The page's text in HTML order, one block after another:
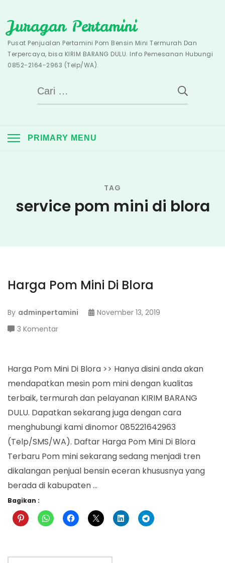
to
content
Juragan Pertamini
Pusat Penjualan Pertamini Pom Bensin Mini Termurah Dan
Terpercaya, bisa KIRIM BARANG DULU. Info Pemesanan Hubungi
0852-2164-2963 (Telp/WA).
Cari
untuk:
PRIMARY MENU
TAG
service pom mini di blora
Harga Pom Mini Di Blora
By adminpertamini
November 13, 2019
3 Komentarpada
Mini
Di
Blora
Harga Pom Mini Di Blora >> Hanya disini anda akan
mendapatkan mesin pom mini dengan kualitas
terbaik, termurah dan pelayanan KIRIM BARANG
DULU. Dapatkan sekarang juga dengan cara
menghubungi kami dinomor 085221642963
(Telp/SMS/WA). Daftar Harga Pom Mini Di Blora
Terbaru Pom mini sekarang sedang menjadi tren
dikalangan penjual bensin eceran khususnya yang
berada di kabupaten …
Bagikan :